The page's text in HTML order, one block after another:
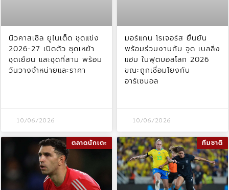
นิวคาสเซิล ยูไนเต็ด ชุดแข่ง
2026-27 เปิดตัว ชุดเหย้า
ชุดเยือน และชุดที่สาม พร้อม
วันวางจำหน่ายและราคา
10/06/2026
มอร์แกน โรเจอร์ส ยืนยัน
พร้อมร่วมงานกับ จูด เบลลิ่ง
แฮม ในฟุตบอลโลก 2026
ขณะถูกเชื่อมโยงกับ
อาร์เซนอล
10/06/2026
ตลาดนักเตะ ทีมชาติ